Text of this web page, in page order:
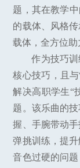
题，其在教学
的载体、风格
载体，全方位助
作为技巧
核心技巧，且
解决高职学生“
题。该乐曲的
握、手腕带动
弹挑训练，提
音色过硬的问